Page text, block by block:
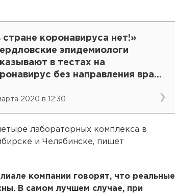
стране коронавируса нет!»
эпидемиологи
в тестах на
без направления врача
2020 в 12:30
лабораторных комплекса в
и Челябинске, пишет
компании говорят, что реальные
В самом лучшем случае, при